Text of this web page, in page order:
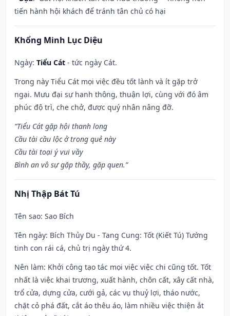
tiến hành hội khách để tránh tân chủ có hại
Khổng Minh Lục Diệu
Ngày: Tiểu Cát - tức ngày Cát.
Trong này Tiểu Cát mọi việc đều tốt lành và ít gặp trở
ngại. Mưu đại sự hanh thông, thuận lợi, cùng với đó âm
phúc độ trì, che chở, được quý nhân nâng đỡ.
“Tiểu Cát gặp hội thanh long
Cầu tài cầu lộc ở trong quẻ này
Cầu tài toại ý vui vầy
Bình an vô sự gặp thầy, gặp quen.”
Nhị Thập Bát Tú
Tên sao: Sao Bích
Tên ngày: Bích Thủy Du - Tang Cung: Tốt (Kiết Tú) Tướng
tinh con rái cá, chủ trị ngày thứ 4.
Nên làm: Khởi công tạo tác mọi việc việc chi cũng tốt. Tốt
nhất là việc khai trương, xuất hành, chôn cất, xây cất nhà,
trổ cửa, dựng cửa, cưới gả, các vụ thuỷ lợi, tháo nước,
chặt cỏ phá đất, cắt áo thêu áo, làm nhiều việc thiện ắt